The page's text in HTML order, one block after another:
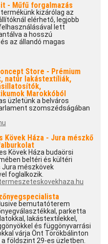
- Műfű forgalmazás
kizárólag az
elérhető, legjobb
lett
a hosszú
az állandó magas
Store - Prémium
natúr lakástextíliák,
Marokkóból
üzletünk a belváros
szomszédságában
Kövek Háza - Jura mészkő
Kövek Háza budaörsi
beltéri és kültéri
Jura mészkövek
foglalkozik.
bemutatóterem
parketta
lakástextilekkel,
és függönyvarrási
várja Önt Törökbálinton
a földszint 29-es üzletben.